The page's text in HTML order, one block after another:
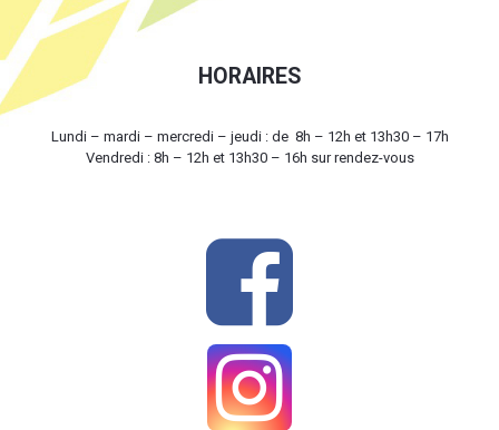
HORAIRES
Lundi – mardi – mercredi – jeudi : de 8h – 12h et 13h30 – 17h
Vendredi : 8h – 12h et 13h30 – 16h sur rendez-vous